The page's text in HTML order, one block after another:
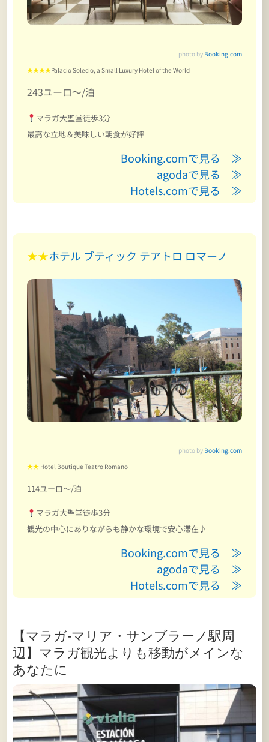
photo by Booking.com
★★★★Palacio Solecio, a Small Luxury Hotel of the World
243ユーロ～/泊
マラガ大聖堂徒歩3分
最高な立地＆美味しい朝食が好評
Booking.comで見る ≫
agodaで見る ≫
Hotels.comで見る ≫
★★ホテル ブティック テアトロ ロマーノ
photo by Booking.com
★★ Hotel Boutique Teatro Romano
114ユーロ～/泊
マラガ大聖堂徒歩3分
観光の中心にありながらも静かな環境で安心滞在♪
Booking.comで見る ≫
agodaで見る ≫
Hotels.comで見る ≫
【マラガ-マリア・サンブラーノ駅周
辺】マラガ観光よりも移動がメインな
あなたに